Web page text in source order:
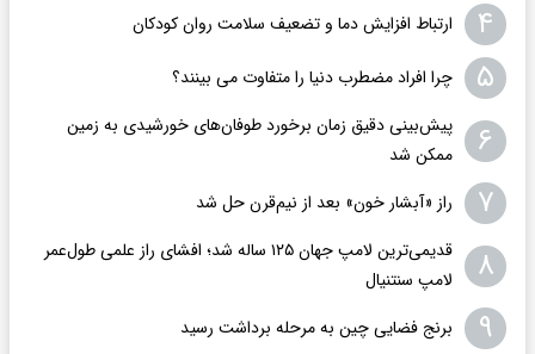
۴ ارتباط افزایش دما و تضعیف سلامت روان کودکان
۵ چرا افراد مضطرب دنیا را متفاوت می بینند؟
۶
پیش‌بینی دقیق زمان برخورد طوفان‌های خورشیدی به زمین
ممکن شد
۷ راز «آبشار خون» بعد از نیم‌قرن حل شد
۸
قدیمی‌ترین لامپ جهان ۱۲۵ ساله شد؛ افشای راز علمی طول‌عمر
لامپ سنتنیال
۹ برنج فضایی چین به مرحله برداشت رسید